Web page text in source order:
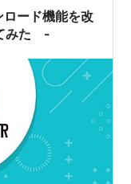
企画コンセプトが
ード機能を改
みた -